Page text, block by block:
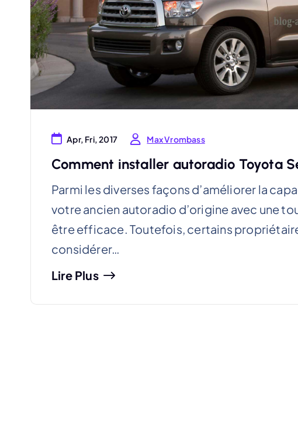
Apr, Fri, 2017 Max Vrombass
Comment installer autoradio Toyota
Parmi les diverses façons d’améliorer la
votre ancien autoradio d’origine avec une
être efficace. Toutefois, certains
considérer…
Lire Plus